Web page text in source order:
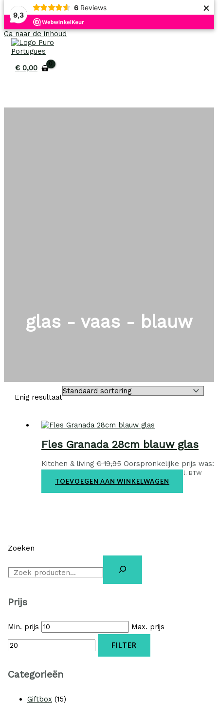
9,3
6 Reviews ×
Ga naar de inhoud
€0,00
glas - vaas - blauw
Zoeken
Prijs
Min. prijs Max. prijs
FILTER
Categorieën
Giftbox (15)
Enig resultaat
Uitverkoop!
Fles Granada 28cm blauw glas
Kitchen & living€19,95 Oorspronkelijke prijs was:
€ 19,95.€12,95Huidige prijs is: € 12,95. incl. BTW
TOEVOEGEN AAN WINKELWAGEN